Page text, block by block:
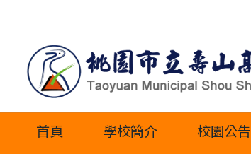
內
首頁 學校簡介 校園公告